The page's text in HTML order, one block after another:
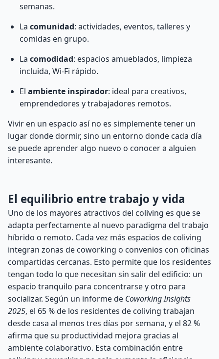
semanas.
La comunidad: actividades, eventos, talleres y
comidas en grupo.
La comodidad: espacios amueblados, limpieza
incluida, Wi-Fi rápido.
El ambiente inspirador: ideal para creativos,
emprendedores y trabajadores remotos.
Vivir en un espacio así no es simplemente tener un
lugar donde dormir, sino un entorno donde cada día
se puede aprender algo nuevo o conocer a alguien
interesante.
El equilibrio entre trabajo y vida
Uno de los mayores atractivos del coliving es que se
adapta perfectamente al nuevo paradigma del trabajo
híbrido o remoto. Cada vez más espacios de coliving
integran zonas de coworking o convenios con oficinas
compartidas cercanas. Esto permite que los residentes
tengan todo lo que necesitan sin salir del edificio: un
espacio tranquilo para concentrarse y otro para
socializar. Según un informe de Coworking Insights
2025, el 65 % de los residentes de coliving trabajan
desde casa al menos tres días por semana, y el 82 %
afirma que su productividad mejora gracias al
ambiente colaborativo. Esta combinación entre